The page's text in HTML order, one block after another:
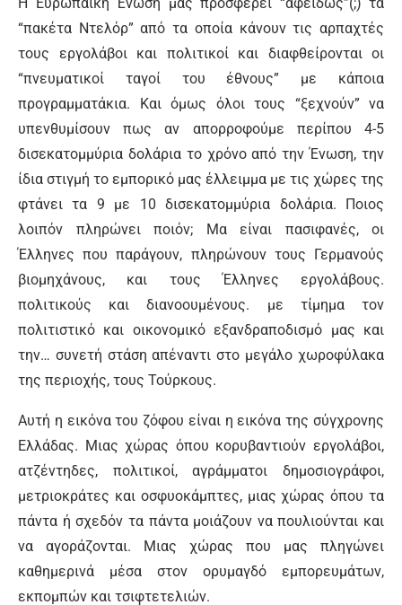
“πακέτα Ντελόρ” από τα οποία κάνουν τις αρπαχτές
τους εργολάβοι και πολιτικοί και διαφθείρονται οι
“πνευματικοί ταγοί του έθνους” με κάποια
προγραμματάκια. Και όμως όλοι τους “ξεχνούν” να
υπενθυμίσουν πως αν απορροφούμε περίπου 4-5
δισεκατομμύρια δολάρια το χρόνο από την Ένωση, την
ίδια στιγμή το εμπορικό μας έλλειμμα με τις χώρες της
φτάνει τα 9 με 10 δισεκατομμύρια δολάρια. Ποιος
λοιπόν πληρώνει ποιόν; Μα είναι πασιφανές, οι
Έλληνες που παράγουν, πληρώνουν τους Γερμανούς
βιομηχάνους, και τους Έλληνες εργολάβους.
πολιτικούς και διανοουμένους. με τίμημα τον
πολιτιστικό και οικονομικό εξανδραποδισμό μας και
την… συνετή στάση απέναντι στο μεγάλο χωροφύλακα
της περιοχής, τους Τούρκους.
Αυτή η εικόνα του ζόφου είναι η εικόνα της σύγχρονης
Ελλάδας. Μιας χώρας όπου κορυβαντιούν εργολάβοι,
ατζέντηδες, πολιτικοί, αγράμματοι δημοσιογράφοι,
μετριοκράτες και οσφυοκάμπτες, μιας χώρας όπου τα
πάντα ή σχεδόν τα πάντα μοιάζουν να πουλιούνται και
να αγοράζονται. Μιας χώρας που μας πληγώνει
καθημερινά μέσα στον ορυμαγδό εμπορευμάτων,
εκπομπών και τσιφτετελιών.